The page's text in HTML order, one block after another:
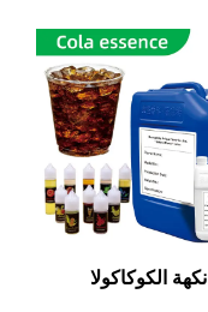
نكهة الكوكاكولا